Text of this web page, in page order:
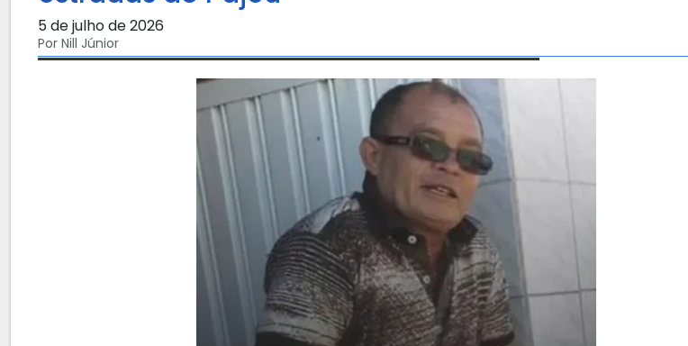
5 de julho de 2026
Por Nill Júnior